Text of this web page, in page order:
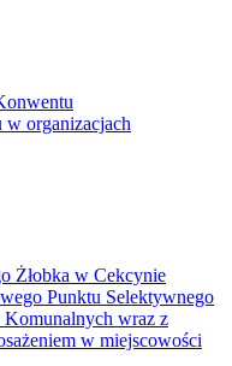
organizacjach
Żłobka w Cekcynie
Punktu Selektywnego
wraz z
w miejscowości